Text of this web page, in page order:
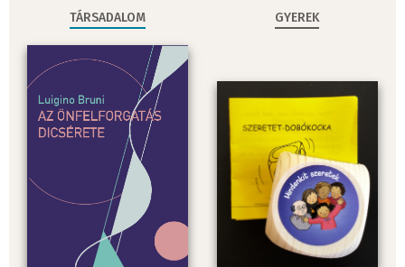
TÁRSADALOM GYEREK